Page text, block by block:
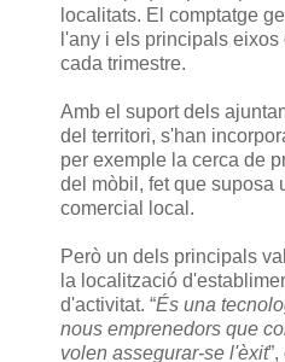
localitats. El comptatge
l'any i els principals
cada trimestre.
Amb el suport dels
del territori, s'han
per exemple la cerca de
del mòbil, fet que suposa
comercial local.
Però un dels principals
la localització
d'activitat. “És una
nous emprenedors que
volen assegurar-se l'èxit